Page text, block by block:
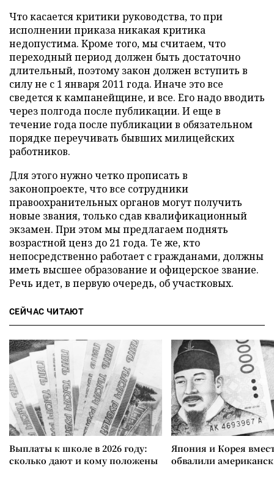
Что касается критики руководства, то при
исполнении приказа никакая критика
недопустима. Кроме того, мы считаем, что
переходный период должен быть достаточно
длительный, поэтому закон должен вступить в
силу не с 1 января 2011 года. Иначе это все
сведется к кампанейщине, и все. Его надо вводить
через полгода после публикации. И еще в
течение года после публикации в обязательном
порядке переучивать бывших милицейских
работников.
Для этого нужно четко прописать в
законопроекте, что все сотрудники
правоохранительных органов могут получить
новые звания, только сдав квалификационный
экзамен. При этом мы предлагаем поднять
возрастной ценз до 21 года. Те же, кто
непосредственно работает с гражданами, должны
иметь высшее образование и офицерское звание.
Речь идет, в первую очередь, об участковых.
СЕЙЧАС ЧИТАЮТ
Выплаты к школе в 2026 году:
сколько дают и кому положены
Япония и Корея
обвалили